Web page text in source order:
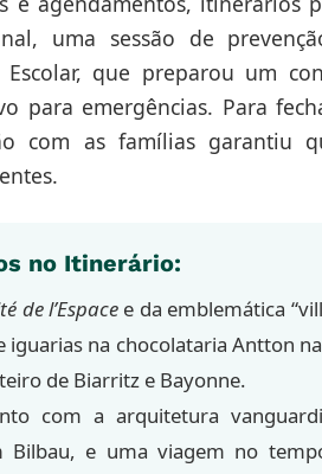
uma sessão de
que preparou um
para emergências. Para
com as famílias garantiu
no Itinerário:
de l’Espace e da emblemática
iguarias na chocolataria Antton
de Biarritz e Bayonne.
com a arquitetura
Bilbau, e uma viagem no